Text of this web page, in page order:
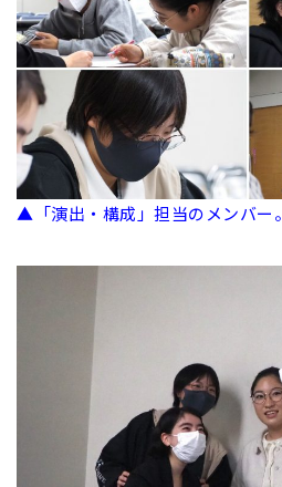
▲「演出・構成」担当のメンバー。